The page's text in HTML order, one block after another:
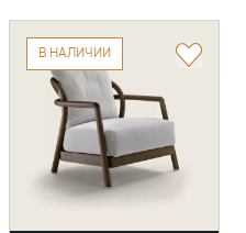
В НАЛИЧИИ